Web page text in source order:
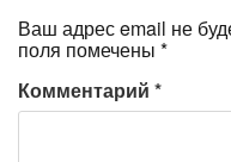
Ваш адрес email не
поля помечены *
Комментарий *